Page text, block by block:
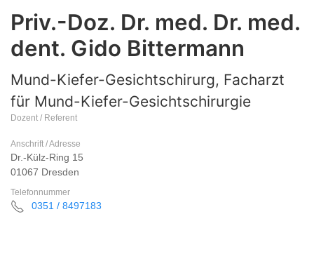
Priv.-Doz. Dr. med. Dr. med.
dent. Gido Bittermann
Mund-Kiefer-Gesichtschirurg, Facharzt
für Mund-Kiefer-Gesichtschirurgie
Dozent / Referent
Anschrift / Adresse
Dr.-Külz-Ring 15
01067 Dresden
Telefonnummer
0351 / 8497183